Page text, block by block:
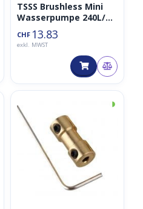
TSSS Brushless Mini
Wasserpumpe 240L/H
DC12V 4.8W
CHF 13.83
exkl. MWST
◑